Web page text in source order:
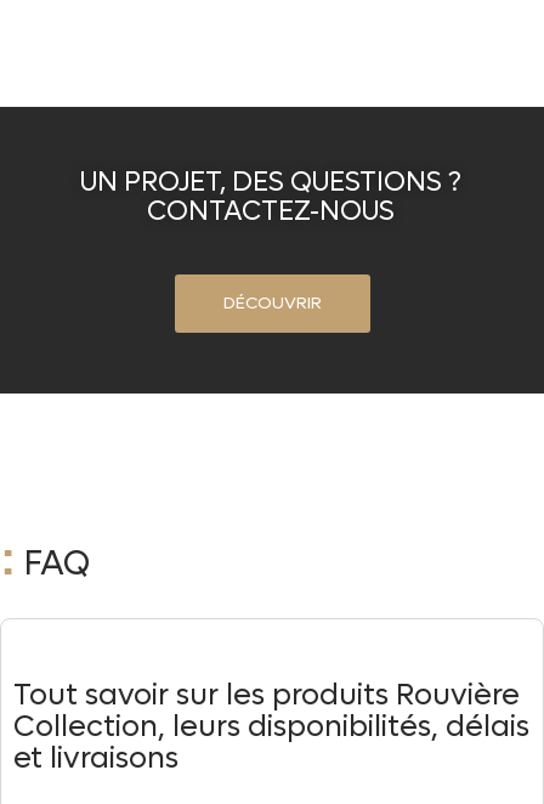
UN PROJET, DES QUESTIONS ?
CONTACTEZ-NOUS
DÉCOUVRIR
: FAQ
Tout savoir sur les produits Rouvière
Collection, leurs disponibilités, délais
et livraisons